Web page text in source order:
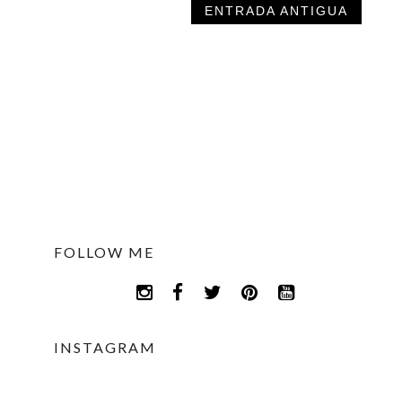
ENTRADA ANTIGUA
FOLLOW ME
INSTAGRAM